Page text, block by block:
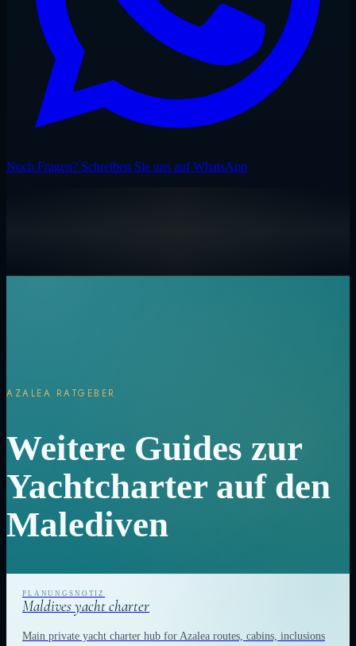
Noch Fragen? Schreiben Sie uns auf WhatsApp
AZALEA RATGEBER
Weitere Guides zur
Yachtcharter auf den
Malediven
Maldives yacht charter
Main private yacht charter hub for Azalea routes, cabins, inclusions